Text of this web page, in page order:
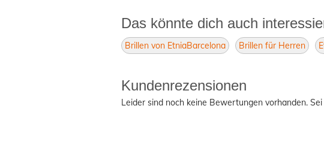
Das könnte dich auch
Brillen von EtniaBarcelona Brillen für Herren
Kundenrezensionen
Leider sind noch keine Bewertungen vorhanden.